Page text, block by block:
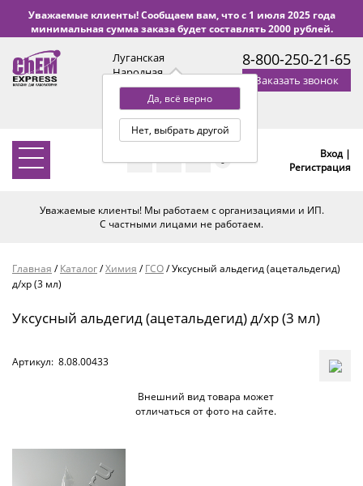
Уважаемые клиенты! Сообщаем вам, что с 1 июля 2025 года
минимальная сумма заказа будет составлять 2000 рублей.
Луганская
Народная
Республика
Да, всё верно
Нет, выбрать другой
с 9:00 до 18:00 по Уфе
(+2 МСК)
8-800-250-21-65
Заказать звонок
0
Вход |
Регистрация
Уважаемые клиенты! Мы работаем с организациями и ИП.
С частными лицами не работаем.
Главная /Каталог/Химия /ГСО/Уксусный альдегид (ацетальдегид)
д/хр (3 мл)
Уксусный альдегид (ацетальдегид) д/хр (3 мл)
Артикул: 8.08.00433
Внешний вид товара может
отличаться от фото на сайте.